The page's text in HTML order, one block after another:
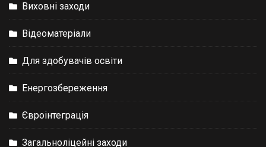
Виховні заходи
Відеоматеріали
Для здобувачів освіти
Енергозбереження
Євроінтеграція
Загальноліцейні заходи